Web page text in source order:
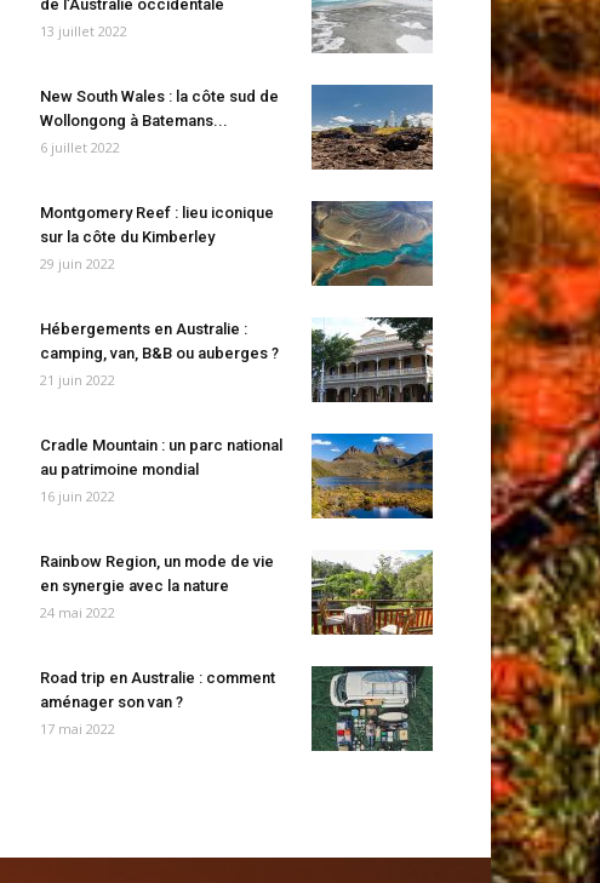
de l’Australie occidentale
13 juillet 2022
New South Wales : la côte sud de
Wollongong à Batemans...
6 juillet 2022
Montgomery Reef : lieu iconique
sur la côte du Kimberley
29 juin 2022
Hébergements en Australie :
camping, van, B&B ou auberges ?
21 juin 2022
Cradle Mountain : un parc national
au patrimoine mondial
16 juin 2022
Rainbow Region, un mode de vie
en synergie avec la nature
24 mai 2022
Road trip en Australie : comment
aménager son van ?
17 mai 2022